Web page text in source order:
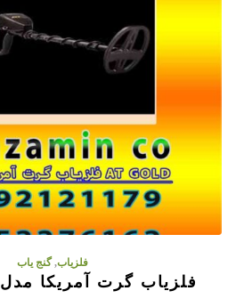
فلزیاب,گنج یاب
فلزیاب گرت آمریکا مدل AT GOLD